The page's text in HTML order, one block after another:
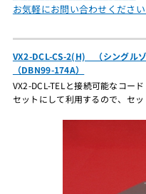
お気軽にお問い合わせください
VX2-DCL-CS-2(H) （シングル
（DBN99-174A）
VX2-DCL-TELと接続可能なコー
セットにして利用するので、セ